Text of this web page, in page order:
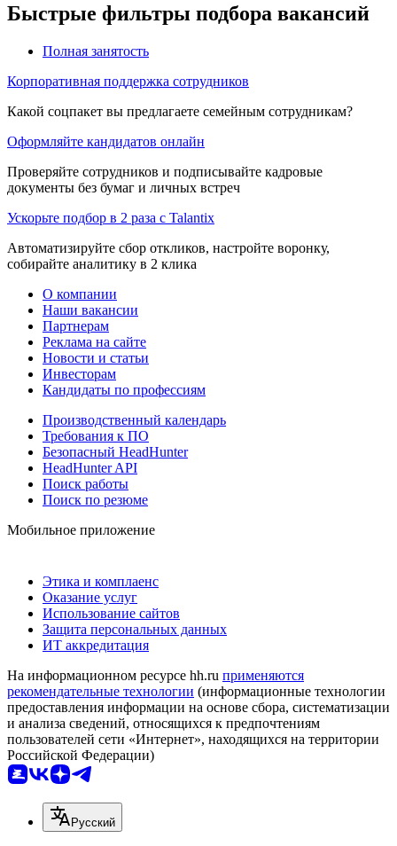
Быстрые фильтры подбора вакансий
Полная занятость
Корпоративная поддержка сотрудников
Какой соцпакет вы предлагаете семейным сотрудникам?
Оформляйте кандидатов онлайн
Проверяйте сотрудников и подписывайте кадровые
документы без бумаг и личных встреч
Ускорьте подбор в 2 раза с Talantix
Автоматизируйте сбор откликов, настройте воронку,
собирайте аналитику в 2 клика
О компании
Наши вакансии
Партнерам
Реклама на сайте
Новости и статьи
Инвесторам
Кандидаты по профессиям
Производственный календарь
Требования к ПО
Безопасный HeadHunter
HeadHunter API
Поиск работы
Поиск по резюме
Мобильное приложение
Этика и комплаенс
Оказание услуг
Использование сайтов
Защита персональных данных
ИТ аккредитация
На информационном ресурсе hh.ru применяются
рекомендательные технологии (информационные технологии
предоставления информации на основе сбора, систематизации
и анализа сведений, относящихся к предпочтениям
пользователей сети «Интернет», находящихся на территории
Российской Федерации)
Русский